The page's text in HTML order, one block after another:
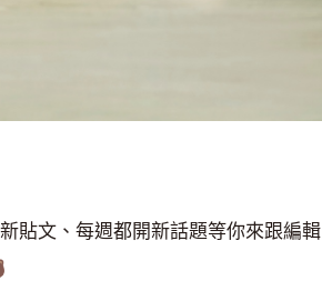
貼文、每週都開新話題等你來跟編輯